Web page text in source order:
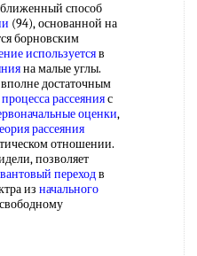
способ
(94), основанной на
борновским
используетсяв
на малые углы.
достаточным
процесса рассеянияс
оценки,
рассеяния
отношении.
позволяет
переходв
из начального